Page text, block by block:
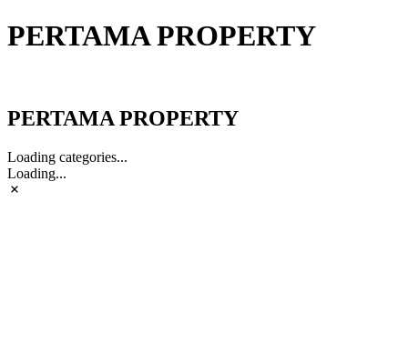
PERTAMA PROPERTY
PERTAMA PROPERTY
Loading categories...
Loading...